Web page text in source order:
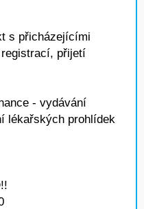
s přicházejícími
přijetí
- vydávání
lékařských prohlídek